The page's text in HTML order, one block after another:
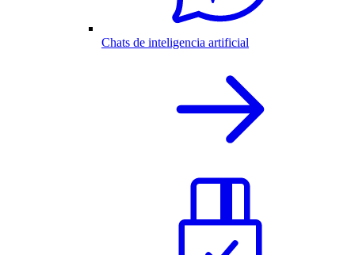
Chats de inteligencia artificial